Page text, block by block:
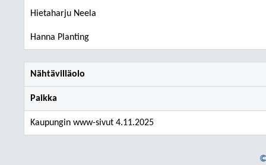
Hietaharju Neela
Hanna Planting
Nähtävilläolo
Paikka
Kaupungin www-sivut 4.11.2025